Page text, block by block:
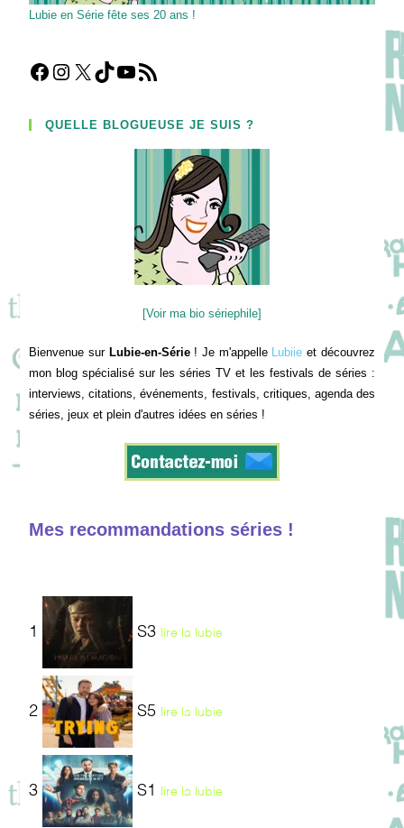
Lubie en Série fête ses 20 ans !
Facebook
Instagram
X TikTokYouTube
Flux RSS
QUELLE BLOGUEUSE JE SUIS ?
[Voir ma bio sériephile]
Bienvenue sur Lubie-en-Série! Je m'appelle Lubiie et découvrez
mon blog spécialisé sur les séries TV et les festivals de séries :
interviews, citations, événements, festivals, critiques, agenda des
séries, jeux et plein d'autres idées en séries !
Mes recommandations séries !
1 S3 lire la lubie
2 S5 lire la lubie
3 S1 lire la lubie